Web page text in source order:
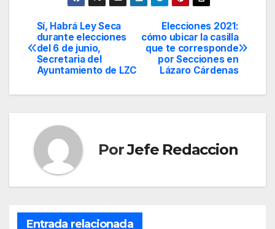
Navegación
de
entradas
Elecciones 2021:
cómo ubicar la casilla
que te corresponde
por Secciones en
Lázaro Cárdenas
Sí, Habrá Ley Seca
durante elecciones
del 6 de junio,
Secretaria del
Ayuntamiento de LZC
PorJefe Redaccion
Entrada relacionada